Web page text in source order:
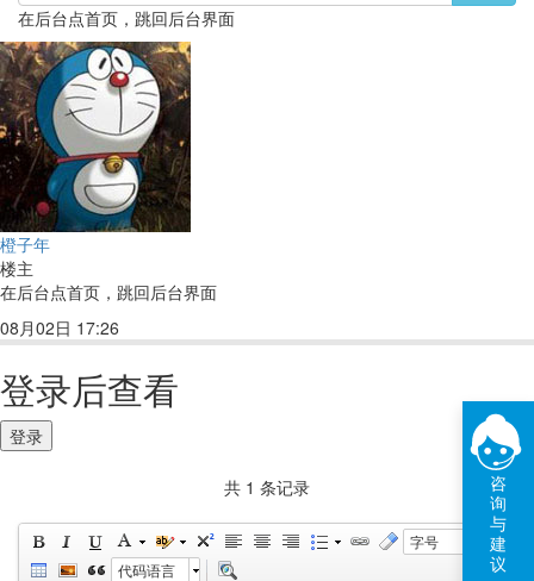
在后台点首页，跳回后台界面
橙子年
楼主
在后台点首页，跳回后台界面
08月02日 17:26
登录后查看
登录
共 1 条记录
字号
代码语言
咨
询
与
建
议